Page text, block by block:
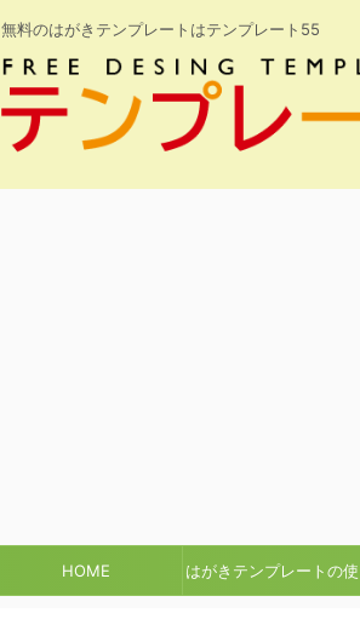
無料のはがきテンプレートはテンプレート55
HOME はがきテンプレートの